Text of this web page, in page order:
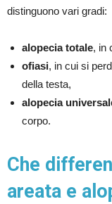
distinguono vari gradi:
alopecia totale, in
ofiasi, in cui si
della testa,
alopecia
corpo.
Che
areata e